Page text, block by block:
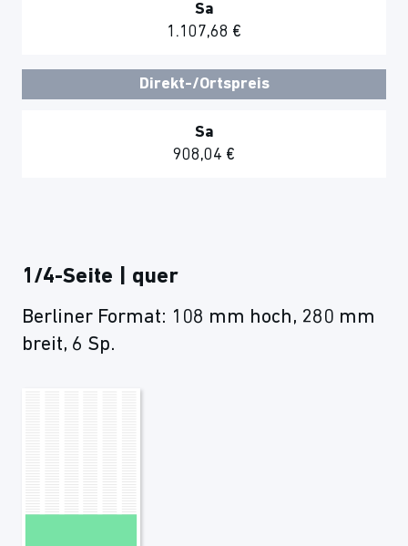
Sa
1.107,68 €
Direkt-/Ortspreis
Sa
908,04 €
1/4-Seite | quer
Berliner Format: 108 mm hoch, 280 mm
breit, 6 Sp.